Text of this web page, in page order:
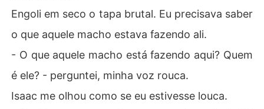
Engoli em seco o tapa brutal. Eu precisava saber
o que aquele macho estava fazendo ali.
- O que aquele macho está fazendo aqui? Quem
é ele? - perguntei, minha voz rouca.
Isaac me olhou como se eu estivesse louca.